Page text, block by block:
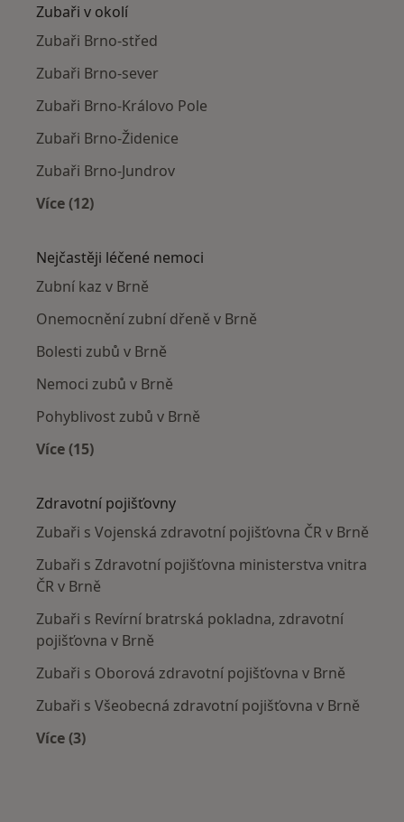
Zubaři v okolí
Zubaři Brno-střed
Zubaři Brno-sever
Zubaři Brno-Královo Pole
Zubaři Brno-Židenice
Zubaři Brno-Jundrov
Více (12)
Nejčastěji léčené nemoci
Zubní kaz v Brně
Onemocnění zubní dřeně v Brně
Bolesti zubů v Brně
Nemoci zubů v Brně
Pohyblivost zubů v Brně
Více (15)
Zdravotní pojišťovny
Zubaři s Vojenská zdravotní pojišťovna ČR v Brně
Zubaři s Zdravotní pojišťovna ministerstva vnitra
ČR v Brně
Zubaři s Revírní bratrská pokladna, zdravotní
pojišťovna v Brně
Zubaři s Oborová zdravotní pojišťovna v Brně
Zubaři s Všeobecná zdravotní pojišťovna v Brně
Více (3)